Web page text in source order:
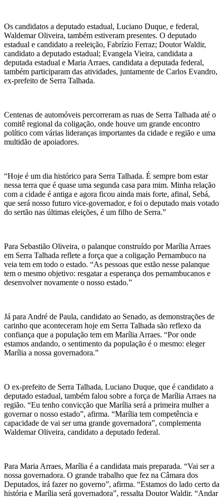
Os candidatos a deputado estadual, Luciano Duque, e federal,
Waldemar Oliveira, também estiveram presentes. O deputado
estadual e candidato a reeleição, Fabrízio Ferraz; Doutor Waldir,
candidato a deputado estadual; Evangela Vieira, candidata a
deputada estadual e Maria Arraes, candidata a deputada federal,
também participaram das atividades, juntamente de Carlos Evandro,
ex-prefeito de Serra Talhada.
Centenas de automóveis percorreram as ruas de Serra Talhada até o
comitê regional da coligação, onde houve um grande encontro
político com várias lideranças importantes da cidade e região e uma
multidão de apoiadores.
“Hoje é um dia histórico para Serra Talhada. É sempre bom estar
nessa terra que é quase uma segunda casa para mim. Minha relação
com a cidade é antiga e agora ficou ainda mais forte, afinal, Sebá,
que será nosso futuro vice-governador, e foi o deputado mais votado
do sertão nas últimas eleições, é um filho de Serra.”
Para Sebastião Oliveira, o palanque construído por Marília Arraes
em Serra Talhada reflete a força que a coligação Pernambuco na
veia tem em todo o estado. “As pessoas que estão nesse palanque
tem o mesmo objetivo: resgatar a esperança dos pernambucanos e
desenvolver novamente o nosso estado.”
Já para André de Paula, candidato ao Senado, as demonstrações de
carinho que aconteceram hoje em Serra Talhada são reflexo da
confiança que a população tem em Marília Arraes. “Por onde
estamos andando, o sentimento da população é o mesmo: eleger
Marília a nossa governadora.”
O ex-prefeito de Serra Talhada, Luciano Duque, que é candidato a
deputado estadual, também falou sobre a força de Marília Arraes na
região. “Eu tenho convicção que Marília será a primeira mulher a
governar o nosso estado”, afirma. “Marília tem competência e
capacidade de vai ser uma grande governadora”, complementa
Waldemar Oliveira, candidato a deputado federal.
Para Maria Arraes, Marília é a candidata mais preparada. “Vai ser a
nossa governadora. O grande trabalho que fez na Câmara dos
Deputados, irá fazer no governo”, afirma. “Estamos do lado certo da
história e Marília será governadora”, ressalta Doutor Waldir. “Andar